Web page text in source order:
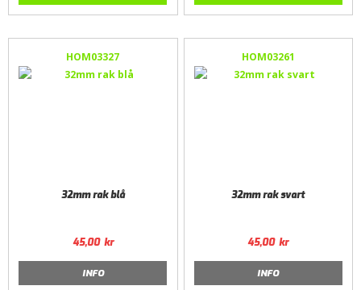
HOM03327
32mm rak blå
45,00 kr
INFO
HOM03261
32mm rak svart
45,00 kr
INFO